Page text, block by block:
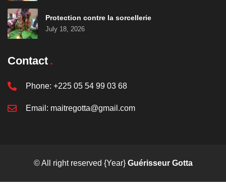
Protection contre la sorcellerie
July 18, 2026
Contact
Phone: +225 05 54 99 03 68
Email: maitregotta@gmail.com
© All right reserved {Year} Guérisseur Gotta